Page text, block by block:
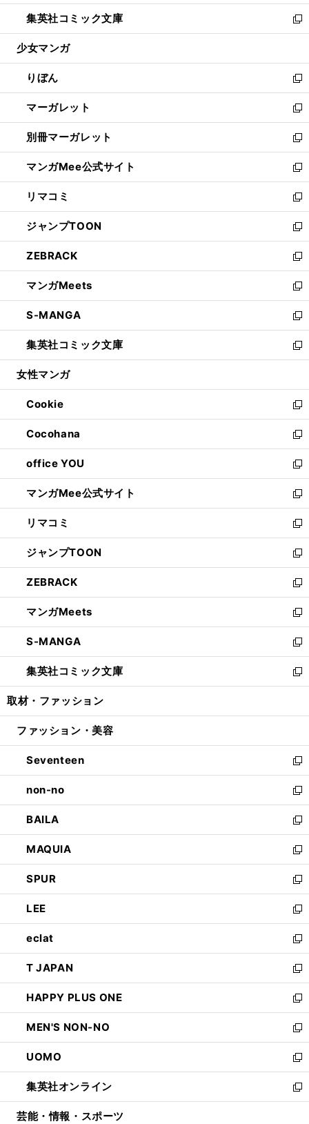
開
く
ウ
で
開
ン
ド
ウ
開
く
ウ
ィ
ン
ウ
で
開
く
し
い
ウ
ン
ド
ウ
で
開
く
集英社コミック文庫
新
し
ウ
ィ
ン
ド
ウ
で
開
く
少女マンガ
りぼん
新
し
い
ウ
ィ
ン
ド
ウ
で
開
く
マーガレット
新
し
い
ウ
ィ
ン
ド
ウ
で
開
く
別冊マーガレット
新
し
い
ウ
ィ
ン
ド
ウ
で
開
く
マンガMee公式サイト
新
し
い
ウ
ィ
ン
ド
ウ
で
開
く
リマコミ
新
し
い
ウ
ィ
ン
ド
ウ
で
開
く
ジャンプTOON
新
し
い
ウ
ィ
ン
ド
ウ
で
開
ZEBRACK
新
し
い
ウ
ィ
ン
ド
ウ
開
く
マンガMeets
新
し
い
ウ
ィ
ン
ウ
で
開
く
S-MANGA
新
し
い
ウ
ン
ド
ウ
で
開
く
集英社コミック文庫
新
し
ウ
ィ
ン
ド
ウ
で
開
く
女性マンガ
Cookie
新
し
い
ウ
ィ
ン
ド
ウ
で
開
く
Cocohana
新
し
い
ウ
ィ
ン
ド
ウ
で
開
く
office YOU
新
し
い
ウ
ィ
ン
ド
ウ
で
開
く
マンガMee公式サイト
新
し
い
ウ
ィ
ン
ド
ウ
で
開
く
リマコミ
新
し
い
ウ
ィ
ン
ド
ウ
で
開
く
ジャンプTOON
新
し
い
ウ
ィ
ン
ド
ウ
で
開
ZEBRACK
新
し
い
ウ
ィ
ン
ド
ウ
開
マンガMeets
新
し
い
ウ
ィ
ン
ウ
開
く
S-MANGA
新
し
い
ウ
ン
ウ
で
開
く
集英社コミック文庫
新
し
ウ
ン
ド
ウ
で
開
く
取材・ファッション
ファッション・美容
Seventeen
新
し
い
ウ
ィ
ン
ド
ウ
で
開
く
non-no
新
し
い
ウ
ィ
ン
ド
ウ
で
開
く
BAILA
新
し
い
ウ
ィ
ン
ド
ウ
で
開
く
MAQUIA
新
し
い
ウ
ィ
ン
ド
ウ
で
開
く
SPUR
新
し
い
ウ
ィ
ン
ド
ウ
で
開
く
LEE
新
し
い
ウ
ィ
ン
ド
ウ
で
開
く
eclat
新
し
い
ウ
ィ
ン
ド
ウ
で
開
く
T JAPAN
新
し
い
ウ
ィ
ン
ド
ウ
で
開
HAPPY PLUS ONE
新
し
い
ウ
ィ
ン
ド
ウ
MEN'S NON-NO
新
し
い
ウ
ィ
ン
UOMO
新
し
い
ウ
集英社オンライン
新
し
芸能・情報・スポーツ